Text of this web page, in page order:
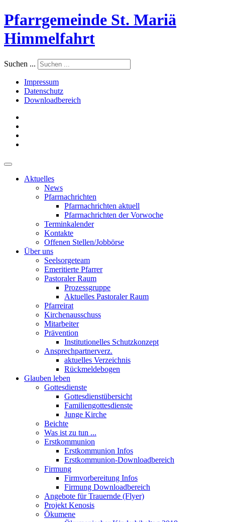
Pfarrgemeinde St. Mariä
Himmelfahrt
Suchen ...
Impressum
Datenschutz
Downloadbereich
Aktuelles
News
Pfarrnachrichten
Pfarrnachrichten aktuell
Pfarrnachrichten der Vorwoche
Terminkalender
Kontakte
Offenen Stellen/Jobbörse
Über uns
Seelsorgeteam
Emeritierte Pfarrer
Pastoraler Raum
Prozessgruppe
Aktuelles Pastoraler Raum
Pfarreirat
Kirchenausschuss
Mitarbeiter
Prävention
Institutionelles Schutzkonzept
Ansprechpartnerverz.
aktuelles Verzeichnis
Rückmeldebogen
Glauben leben
Gottesdienste
Gottesdienstübersicht
Familiengottesdienste
Junge Kirche
Beichte
Was ist zu tun ...
Erstkommunion
Erstkommunion Infos
Erstkommunion-Downloadbereich
Firmung
Firmvorbereitung Infos
Firmung Downloadbereich
Angebote für Trauernde (Flyer)
Projekt Kenosis
Ökumene